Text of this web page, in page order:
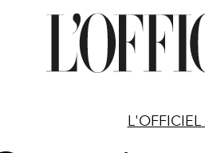
L'OFFICIEL